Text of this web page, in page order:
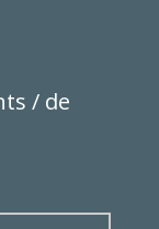
/ de